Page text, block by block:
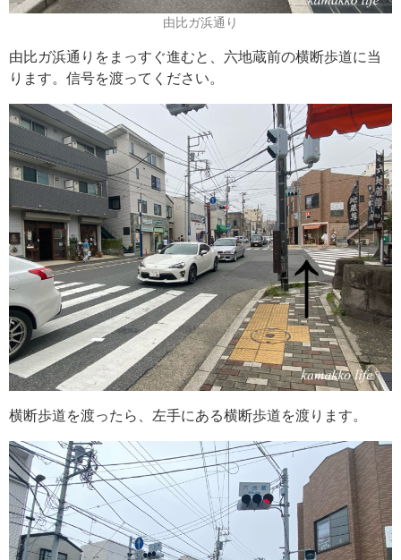
由比ガ浜通り
由比ガ浜通りをまっすぐ進むと、六地蔵前の横断歩道に当
ります。信号を渡ってください。
横断歩道を渡ったら、左手にある横断歩道を渡ります。